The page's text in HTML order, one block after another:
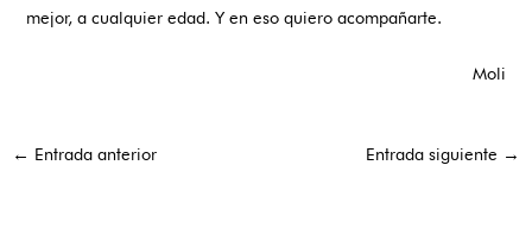
mejor, a cualquier edad. Y en eso quiero acompañarte.
Moli
← Entrada anterior Entrada siguiente →